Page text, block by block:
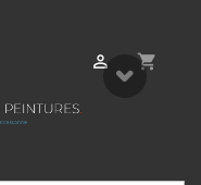
shopping_cart
